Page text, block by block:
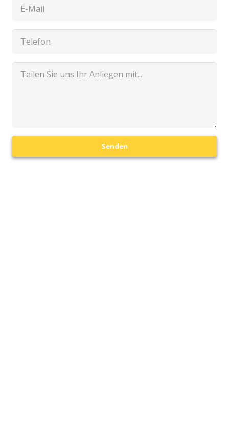
Senden